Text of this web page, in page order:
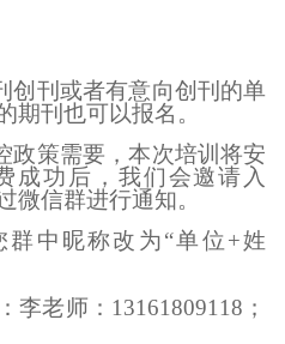
创刊或者有意向创刊的单
期刊也可以报名。
政策需要，本次培训将安
成功后，我们会邀请入
微信群进行通知。
群中昵称改为“单位+姓
李老师：13161809118；